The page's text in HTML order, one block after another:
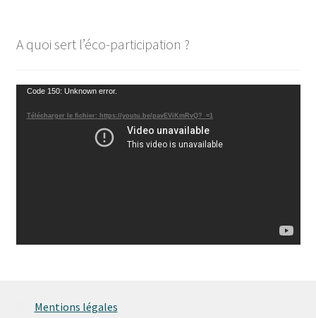
A quoi sert l’éco-participation ?
Lecteur
Code 150: Unknown error.
Télécharger le fichier: https://youtu.be/pavEViKmRvQ?_=1
Mentions légales